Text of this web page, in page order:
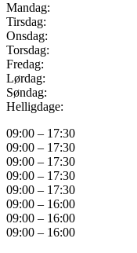
Mandag:
Tirsdag:
Onsdag:
Torsdag:
Fredag:
Lørdag:
Søndag:
Helligdage:
09:00 – 17:30
09:00 – 17:30
09:00 – 17:30
09:00 – 17:30
09:00 – 17:30
09:00 – 16:00
09:00 – 16:00
09:00 – 16:00